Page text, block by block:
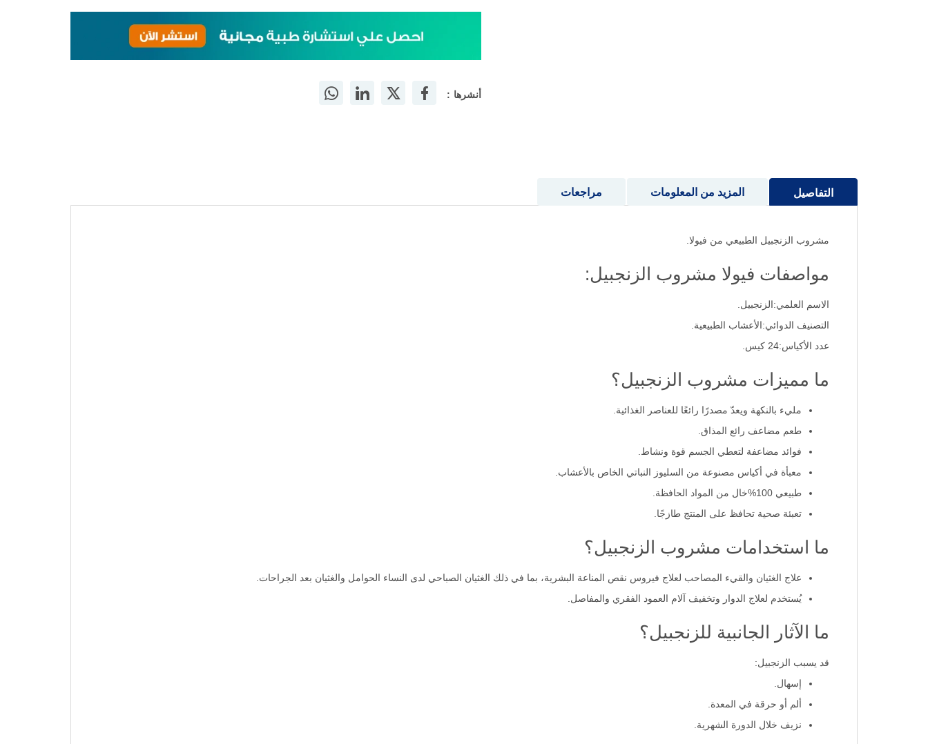
أنشرها :
التفاصيل
مشروب الزنجبيل الطبيعي من فيولا.
مواصفات فيولا مشروب الزنجبيل:
الاسم العلمي:الزنجبيل.
التصنيف الدوائي:الأعشاب الطبيعية.
عدد الأكياس:24 كيس.
ما مميزات مشروب الزنجبيل؟
مليء بالنكهة ويعدّ مصدرًا رائعًا للعناصر الغذائية.
طعم مضاعف رائع المذاق.
فوائد مضاعفة لتعطي الجسم قوة ونشاط.
معبأة في أكياس مصنوعة من السليوز النباتي الخاص بالأعشاب.
طبيعي 100%خال من المواد الحافظة.
تعبئة صحية تحافظ على المنتج طازجًا.
ما استخدامات مشروب الزنجبيل؟
علاج الغثيان والقيء المصاحب لعلاج فيروس نقص المناعة البشرية، بما في ذلك الغثيان الصباحي لدى النساء الحوامل والغثيان بعد الجراحات.
يُستخدم لعلاج الدوار وتخفيف آلام العمود الفقري والمفاصل.
ما الآثار الجانبية للزنجبيل؟
قد يسبب الزنجبيل:
إسهال.
ألم أو حرقة في المعدة.
نزيف خلال الدورة الشهرية.
المزيد من المعلومات مراجعات